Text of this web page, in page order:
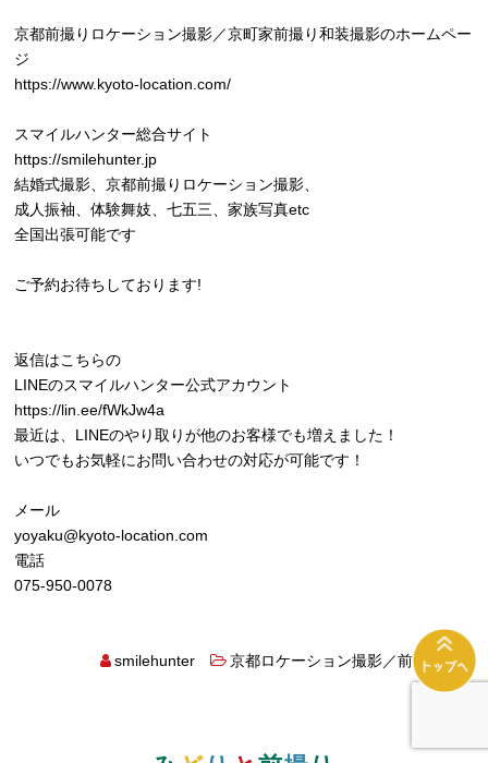
京都前撮りロケーション撮影／京町家前撮り和装撮影のホームペー
ジ
https://www.kyoto-location.com/
スマイルハンター総合サイト
https://smilehunter.jp
結婚式撮影、京都前撮りロケーション撮影、
成人振袖、体験舞妓、七五三、家族写真etc
全国出張可能です
ご予約お待ちしております!
返信はこちらの
LINEのスマイルハンター公式アカウント
https://lin.ee/fWkJw4a
最近は、LINEのやり取りが他のお客様でも増えました！
いつでもお気軽にお問い合わせの対応が可能です！
メール
yoyaku@kyoto-location.com
電話
075-950-0078
smilehunter 京都ロケーション撮影／前撮撮影